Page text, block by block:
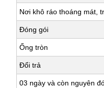
Nơi khô ráo thoáng mát,
Đóng gói
Ống tròn
Đổi trả
03 ngày và còn nguyên